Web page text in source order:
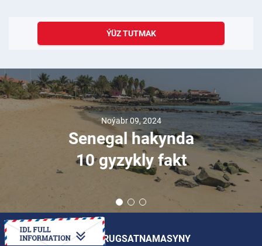
ÝÜZ TUTMAK
Noýabr 09, 2024
Senegal hakynda
10 gyzykly fakt
HALKARA SÜRÜJILIK RUGSATNAMASYNY